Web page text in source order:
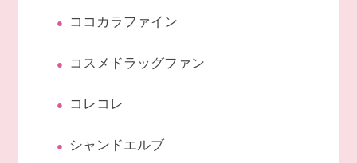
ココカラファイン
コスメドラッグファン
コレコレ
シャンドエルブ